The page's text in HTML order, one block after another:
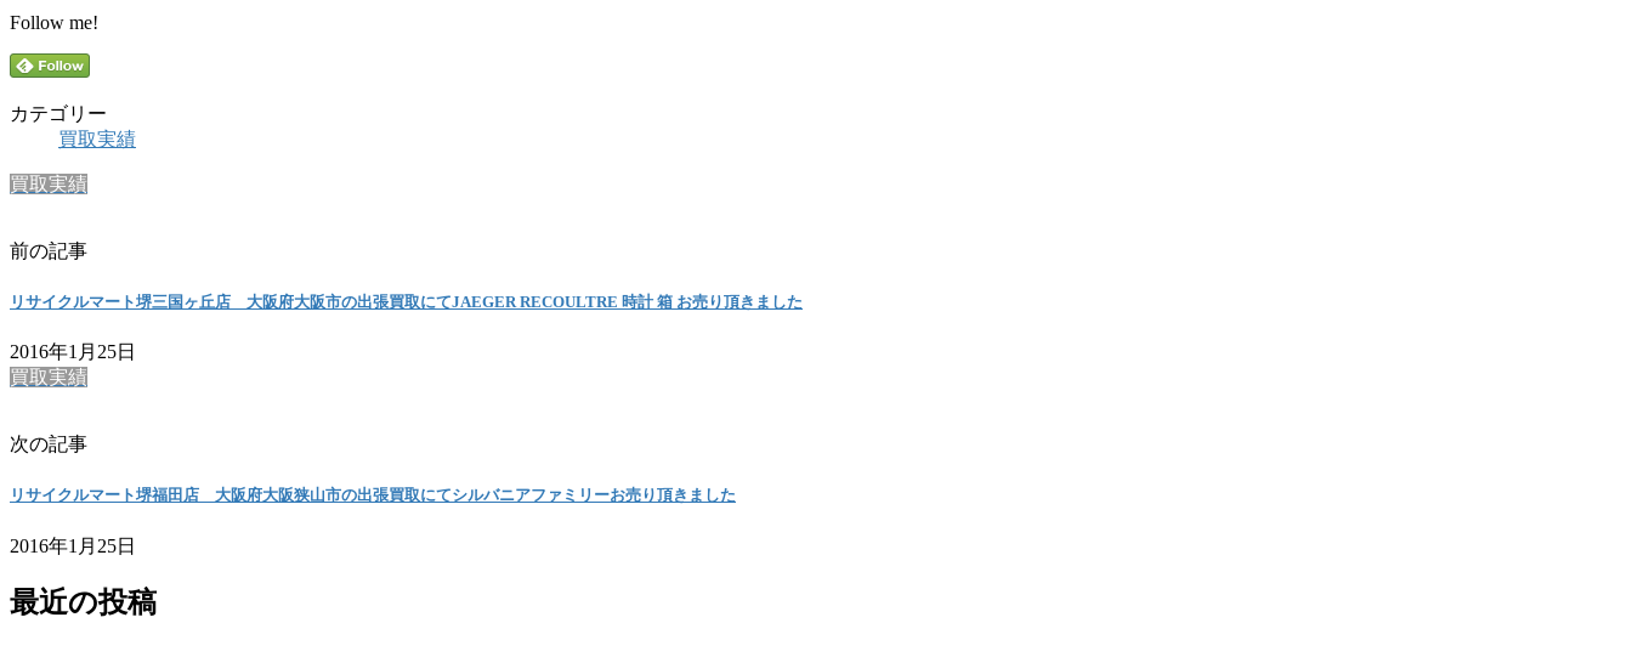
Follow me!
カテゴリー
買取実績
買取実績
前の記事
リサイクルマート堺三国ヶ丘店 大阪府大阪市の出張買取にてJAEGER RECOULTRE 時計 箱 お売り頂きました
2016年1月25日
買取実績
次の記事
リサイクルマート堺福田店 大阪府大阪狭山市の出張買取にてシルバニアファミリーお売り頂きました
2016年1月25日
最近の投稿